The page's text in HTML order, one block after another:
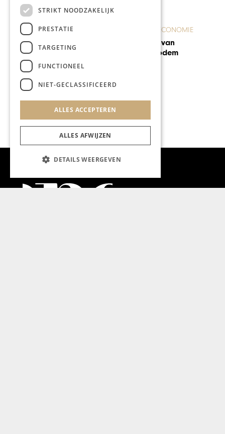
vindt op tijd een general
STRIKT NOODZAKELIJK
PRESTATIE
TARGETING
FUNCTIONEEL
NIET-GECLASSIFICEERD
ALLES ACCEPTEREN
ALLES AFWIJZEN
DETAILS WEERGEVEN